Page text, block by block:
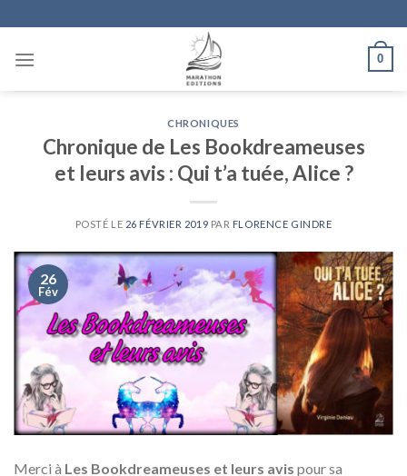
to
content
0
CHRONIQUES
Chronique de Les Bookdreameuses
et leurs avis : Qui t’a tuée, Alice ?
POSTÉ LE 26 FÉVRIER 2019 PAR FLORENCE GINDRE
26
Fév
Merci à Les Bookdreameuses et leurs avis pour sa